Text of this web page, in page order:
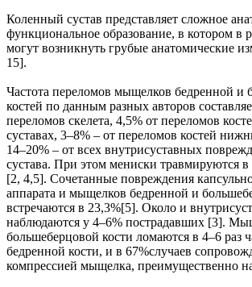
Коленный сустав представляет сложное
функциональное образование, в котором в
могут возникнуть грубые анатомические
15].
Частота переломов мыщелков бедренной и
костей по данным разных авторов
переломов скелета, 4,5% от переломов
суставах, 3–8% – от переломов костей
14–20% – от всех внутрисуставных
сустава. При этом мениски травмируются в
[2, 4,5]. Сочетанные повреждения
аппарата и мыщелков бедренной и
встречаются в 23,3%[5]. Около и
наблюдаются у 4–6% пострадавших [3].
большеберцовой кости ломаются в 4–6
бедренной кости, и в 67%случаев
компрессией мыщелка, преимущественно